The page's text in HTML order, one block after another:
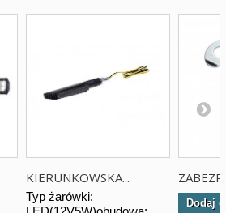
KIERUNKOWSKA...
Typ żarówki:
Dodaj